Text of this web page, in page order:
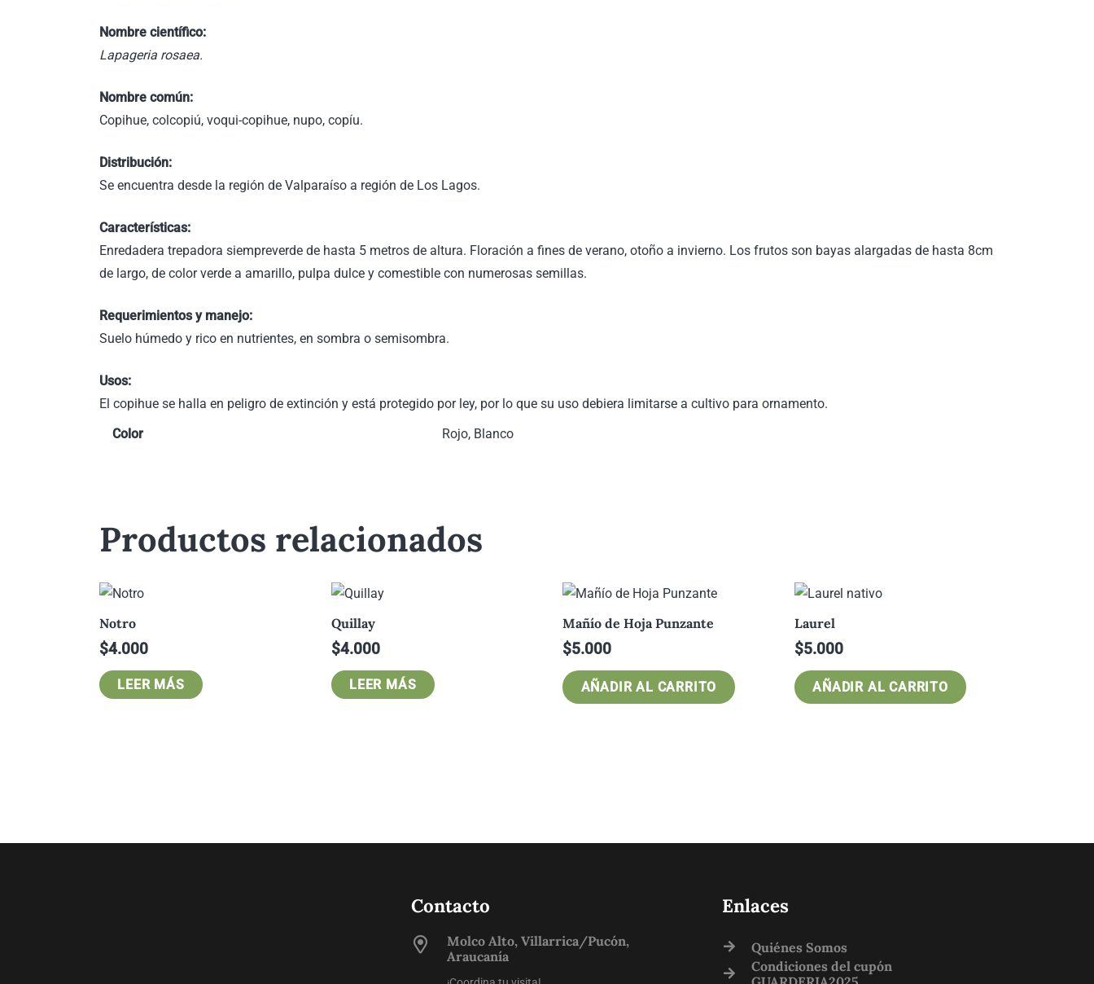
Nombre científico:
Lapageria rosaea.
Nombre común:
Copihue, colcopiú, voqui-copihue, nupo, copíu.
Distribución:
Se encuentra desde la región de Valparaíso a región de Los Lagos.
Características:
Enredadera trepadora siempreverde de hasta 5 metros de altura. Floración a fines de verano, otoño a invierno. Los frutos son bayas alargadas de hasta 8cm
de largo, de color verde a amarillo, pulpa dulce y comestible con numerosas semillas.
Requerimientos y manejo:
Suelo húmedo y rico en nutrientes, en sombra o semisombra.
Usos:
El copihue se halla en peligro de extinción y está protegido por ley, por lo que su uso debiera limitarse a cultivo para ornamento.
Color
Rojo, Blanco
Productos relacionados
Notro
$4.000
LEER MÁS
Quillay
$4.000
LEER MÁS
Mañío de Hoja Punzante
$5.000
AÑADIR AL CARRITO
Laurel
$5.000
AÑADIR AL CARRITO
Contacto
Molco Alto, Villarrica/Pucón,
Araucanía
Enlaces
Quiénes Somos
Condiciones del cupón